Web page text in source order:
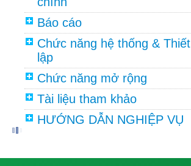
Báo cáo
Chức năng hệ thống & Thiết
lập
Chức năng mở rộng
Tài liệu tham khảo
HƯỚNG DẪN NGHIỆP VỤ